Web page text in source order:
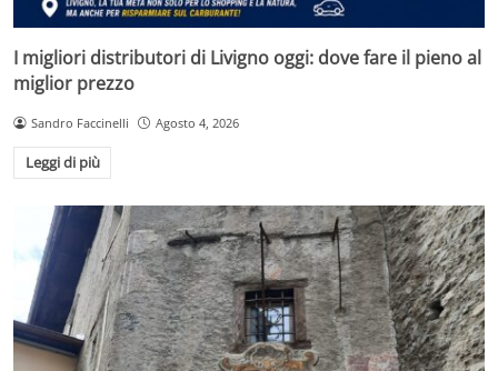
I migliori distributori di Livigno oggi: dove fare il pieno al
miglior prezzo
Sandro Faccinelli Agosto 4, 2026
Leggi di più